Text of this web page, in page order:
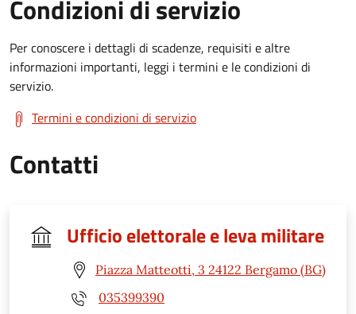
Condizioni di servizio
Per conoscere i dettagli di scadenze, requisiti e altre
informazioni importanti, leggi i termini e le condizioni di
servizio.
Termini e condizioni di servizio
Contatti
Ufficio elettorale e leva militare
Piazza Matteotti, 3 24122 Bergamo (BG)
035399390